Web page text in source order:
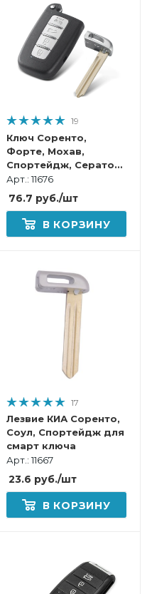
19
Ключ Соренто,
Форте, Мохав,
Спортейдж, Серато
смарт корпус
Арт.: 11676
76.7 руб./шт
В КОРЗИНУ
17
Лезвие КИА Соренто,
Соул, Спортейдж для
cмарт ключа
Арт.: 11667
23.6 руб./шт
В КОРЗИНУ